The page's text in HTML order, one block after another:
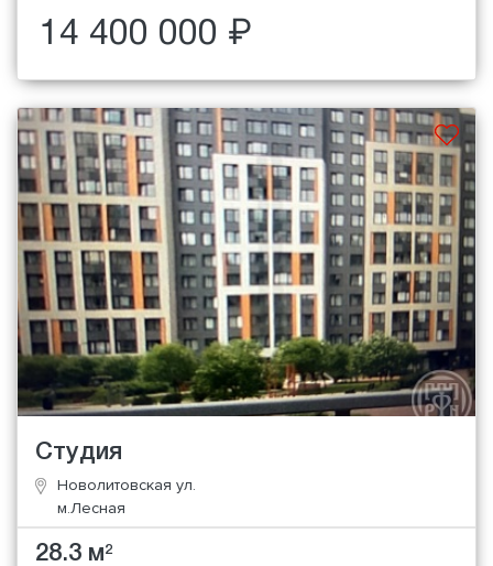
14 400 000 ₽
Студия
Новолитовская ул.
м.Лесная
28.3 м2